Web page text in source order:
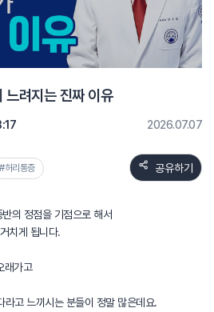
느려지는 진짜 이유
2026.07.07
#허리통증 공유하기
의 정점을 기점으로 해서
치게 됩니다.
래가고
라고 느끼시는 분들이 정말 많은데요.